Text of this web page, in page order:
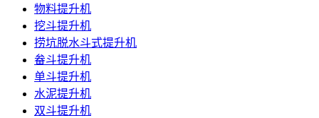
物料提升机
挖斗提升机
捞坑脱水斗式提升机
畚斗提升机
单斗提升机
水泥提升机
双斗提升机